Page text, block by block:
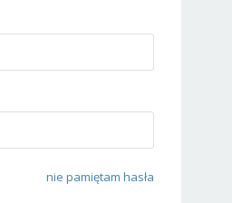
nie pamiętam hasła